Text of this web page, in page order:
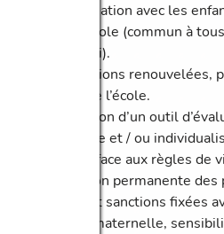
Actualisation avec les
dans l’école (commun à
à celle-ci).
Illustrations renouvelées,
de vie de l’école.
Utilisation d’un outil
collective et / ou
enfants face aux règles de
Adhésion permanente
règles et sanctions fixées
Dès la maternelle,